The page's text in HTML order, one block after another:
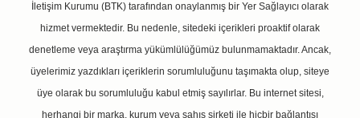
İletişim Kurumu (BTK) tarafından onaylanmış bir Yer Sağlayıcı olarak
hizmet vermektedir. Bu nedenle, sitedeki içerikleri proaktif olarak
denetleme veya araştırma yükümlülüğümüz bulunmamaktadır. Ancak,
üyelerimiz yazdıkları içeriklerin sorumluluğunu taşımakta olup, siteye
üye olarak bu sorumluluğu kabul etmiş sayılırlar. Bu internet sitesi,
herhangi bir marka, kurum veya şahıs şirketi ile hiçbir bağlantısı